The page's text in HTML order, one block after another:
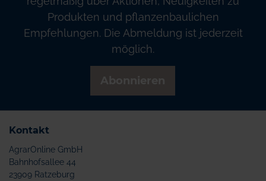
Produkten und pflanzenbaulichen
Empfehlungen. Die Abmeldung ist jederzeit
möglich.
Kontakt
AgrarOnline GmbH
Bahnhofsallee 44
23909 Ratzeburg